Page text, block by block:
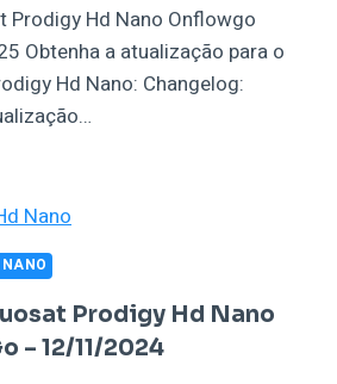
Prodigy Hd Nano Onflowgo
Obtenha a atualização para o
Hd Nano: Changelog:
Prodigy Hd Nano
– 12/11/2024